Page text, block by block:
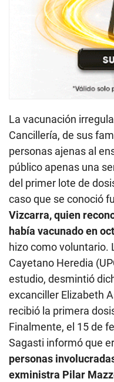
La vacunación
Cancillería, de sus
personas ajenas al
público apenas una
del primer lote de
caso que se conoció
Vizcarra, quien
había vacunado en
hizo como voluntario.
Cayetano Heredia
estudio, desmintió
excanciller Elizabeth
recibió la primera
Finalmente, el 15 de
Sagasti informó que
personas
exministra Pilar